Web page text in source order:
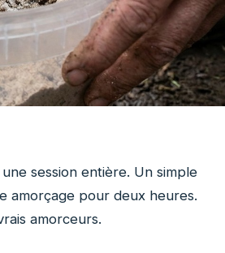
session entière. Un simple
amorçage pour deux heures.
amorceurs.